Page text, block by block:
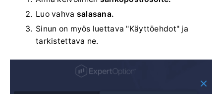
Luo vahva salasana.
Sinun on myös luettava "Käyttöehdot" ja
tarkistettava ne.